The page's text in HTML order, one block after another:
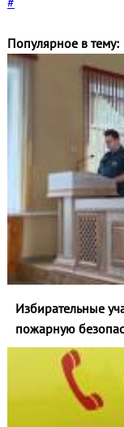
Популярное в тему:
Избирательные
пожарную